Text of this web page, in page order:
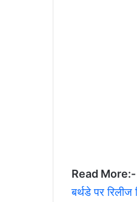
Read More:-
बर्थडे पर रिलीज